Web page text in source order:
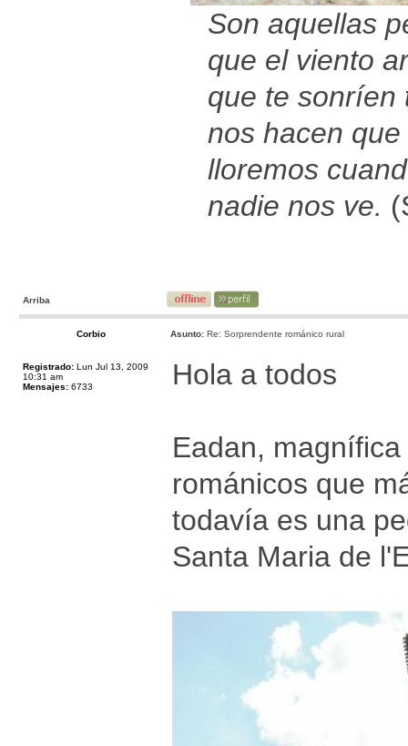
Son aquellas
que el viento
que te sonríen
nos hacen que
lloremos
nadie nos ve.
Arriba
Corbio Asunto: Re: Sorprendente románico rural
Registrado: Lun Jul 13, 2009
10:31 am
Mensajes: 6733 Hola a todos
Eadan,
románicos que
todavía es una
Santa Maria de